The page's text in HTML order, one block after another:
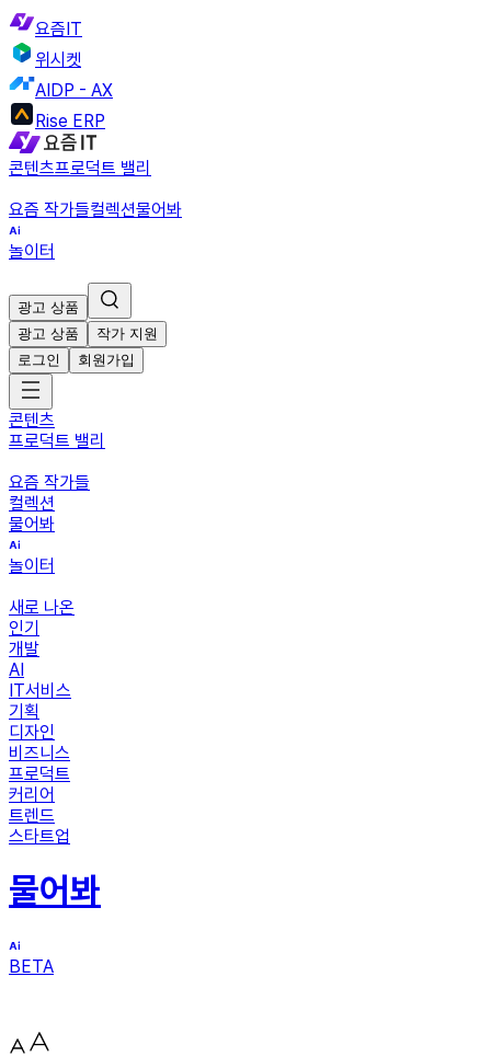
요즘IT
위시켓
AIDP - AX
Rise ERP
콘텐츠프로덕트 밸리
요즘 작가들컬렉션물어봐
놀이터
광고 상품
광고 상품
작가 지원
로그인
회원가입
콘텐츠
프로덕트 밸리
요즘 작가들
컬렉션
물어봐
놀이터
새로 나온
인기
개발
AI
IT서비스
기획
디자인
비즈니스
프로덕트
커리어
트렌드
스타트업
물어봐
BETA